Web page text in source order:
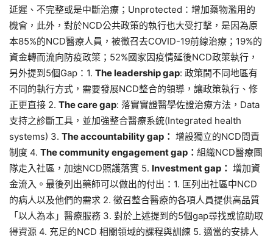
延遲、不完整或是中斷治療；Unprotected：增加藥物濫用的
機會，此外，對於NCD公共政策的執行也大受打擊，是因為原
本85%的NCD醫療人員，被徵召去COVID-19前線治療；19%的
資金轉而流向防疫政策；52%國家因疫情延後NCD政策執行，
另外提到5個Gap：1. The leadership gap: 政策間不同地區有
不同的執行方式，需要發展NCD整合的領導，讓政策執行、修
正更直接 2. The care gap: 落實實證醫學佐證治療方法，Data
支持之診斷工具，並加強整合醫療系統(Integrated health
systems) 3. The accountability gap： 增設獨立的NCD問責
制度 4. The community engagement gap： 組織NCD醫療團
隊走入社區，加速NCD照護落實 5. Investment gap： 增加資
金流入。最後列出藥師可以做出的付出：1. 匡列出社區中NCD
的病人以及他們的需求 2. 徵召整合醫療的各項人員提供高品質
「以人為本」醫療服務 3. 對於上述提到的5個gap尋找或協助取
得資源 4. 充足的NCD 相關領域的課程與訓練 5. 適當的安排人